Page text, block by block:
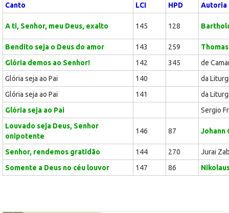
Canto LCI HPD Autoria
A ti, Senhor, meu Deus, exalto 145 128
Bendito seja o Deus do amor 143 259
Glória demos ao Senhor!
142 345
de
Glória seja ao Pai
140
da
Glória seja ao Pai
141
da
Glória seja ao Pai
Sergio
Louvado seja Deus, Senhor
onipotente
146 87 Johann
Senhor, rendemos gratidão 144 270
Jurai
Somente a Deus no céu louvor
147 86